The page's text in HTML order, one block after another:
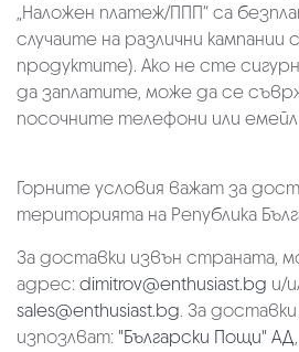
„Наложен платеж/ППП“ са
случаите на различни
продуктите). Ако не сте
да заплатите, може да се
посочните телефони или
Горните условия важат за
територията на Република
За доставки извън страната,
адрес: dimitrov@enthusiast.bg и/
sales@enthusiast.bg. За
изпозлват: "Български Пощи" АД,